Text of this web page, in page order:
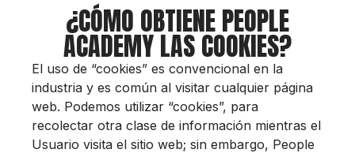
¿CÓMO OBTIENE PEOPLE
ACADEMY LAS COOKIES?
El uso de “cookies” es convencional en la
industria y es común al visitar cualquier página
web. Podemos utilizar “cookies”, para
recolectar otra clase de información mientras el
Usuario visita el sitio web; sin embargo, People